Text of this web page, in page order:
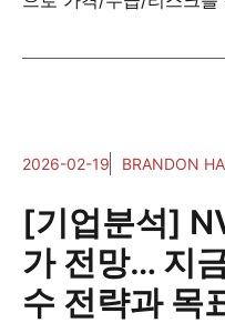
2026-02-19 BRANDON
[기업분석]
가 전망… 지
수 전략과 목